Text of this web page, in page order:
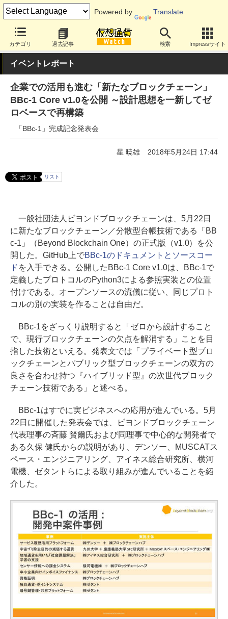
Powered by Translate
カテゴリ 過去記事 検索 Impressサイト
イベントレポート
企業での活用も進む「新たなブロックチェーン」
BBc-1 Core v1.0を公開 ～設計思想を一新してゼ
ロベースで再構築
「BBc-1」完成記念発表会
星 暁雄 2018年5月24日 17:44
リスト
一般社団法人ビヨンドブロックチェーンは、5月22日
に新たなブロックチェーン／分散型台帳技術である「BB
c-1」（Beyond Blockchain One）の正式版（v1.0）を公
開した。GitHub上でBBc-1のドキュメントとソースコー
ド を入手できる。公開したBBc-1 Core v1.0は、BBc-1で
定義したプロトコルのPython3による参照実装との位置
付けである。オープンソースの流儀に従い、同じプロト
コルの別の実装を作ることは自由だ。
BBc-1をざっくり説明すると「ゼロから設計すること
で、現行ブロックチェーンの欠点を解消する」ことを目
指した技術といえる。発表文では「プライベート型ブロ
ックチェーンとパブリック型ブロックチェーンの双方の
良さを合わせ持つ『ハイブリッド型』の次世代ブロック
チェーン技術である」と述べる。
BBc-1はすでに実ビジネスへの応用が進んでいる。5月
22日に開催した発表会では、ビヨンドブロックチェーン
代表理事の斉藤 賢爾氏および同理事で中心的な開発者で
ある久保 健氏からの説明があり、デンソー、MUSCATス
ペース・エンジニアリング、アイネス総合研究所、横河
電機、ゼタントらによる取り組みが進んでいることを紹
介した。